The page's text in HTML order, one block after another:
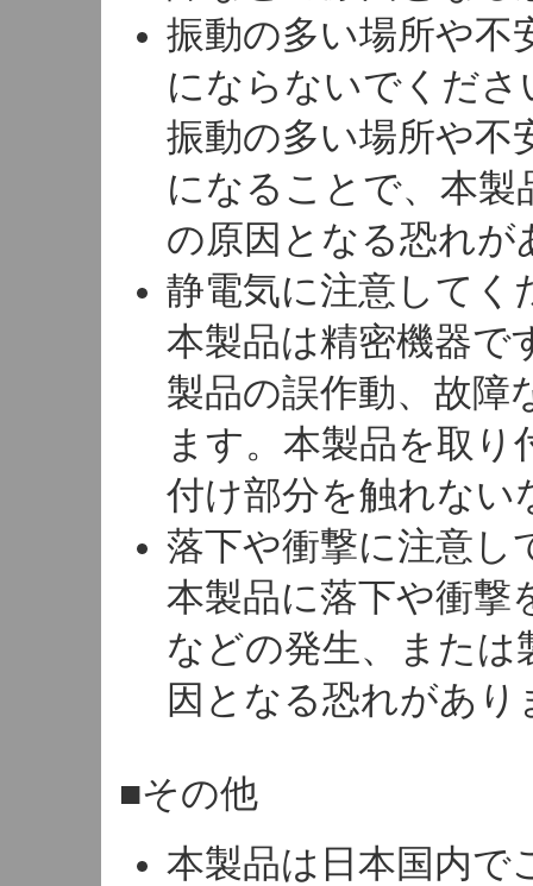
振動の多い場所や不
にならないでくださ
振動の多い場所や不
になることで、本製
の原因となる恐れが
静電気に注意してく
本製品は精密機器で
製品の誤作動、故障
ます。本製品を取
付け部分を触れない
落下や衝撃に注意し
本製品に落下や衝撃
などの発生、または
因となる恐れがあり
■その他
本製品は日本国内で